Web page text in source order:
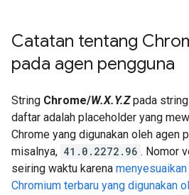
Catatan tentang
pada agen pengguna
String Chrome/W.X.Y.Zpada string
daftar adalah placeholder yang
Chrome yang digunakan oleh agen
misalnya, 41.0.2272.96 . Nomor
seiring waktu karena
Chromium terbaru yang digunakan